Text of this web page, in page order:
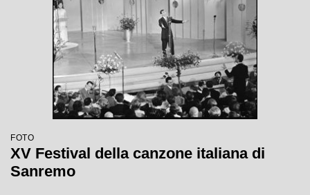
FOTO
XV Festival della canzone italiana di
Sanremo